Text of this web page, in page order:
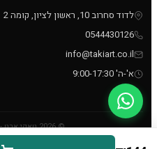
לדוד סחרוב 10, ראשון לציון, קומה 2
0544430126
info@takiart.co.il
א'-ה' 9:00-17:30
© 2026 טאקי ארט - כל הזכויות שמורות